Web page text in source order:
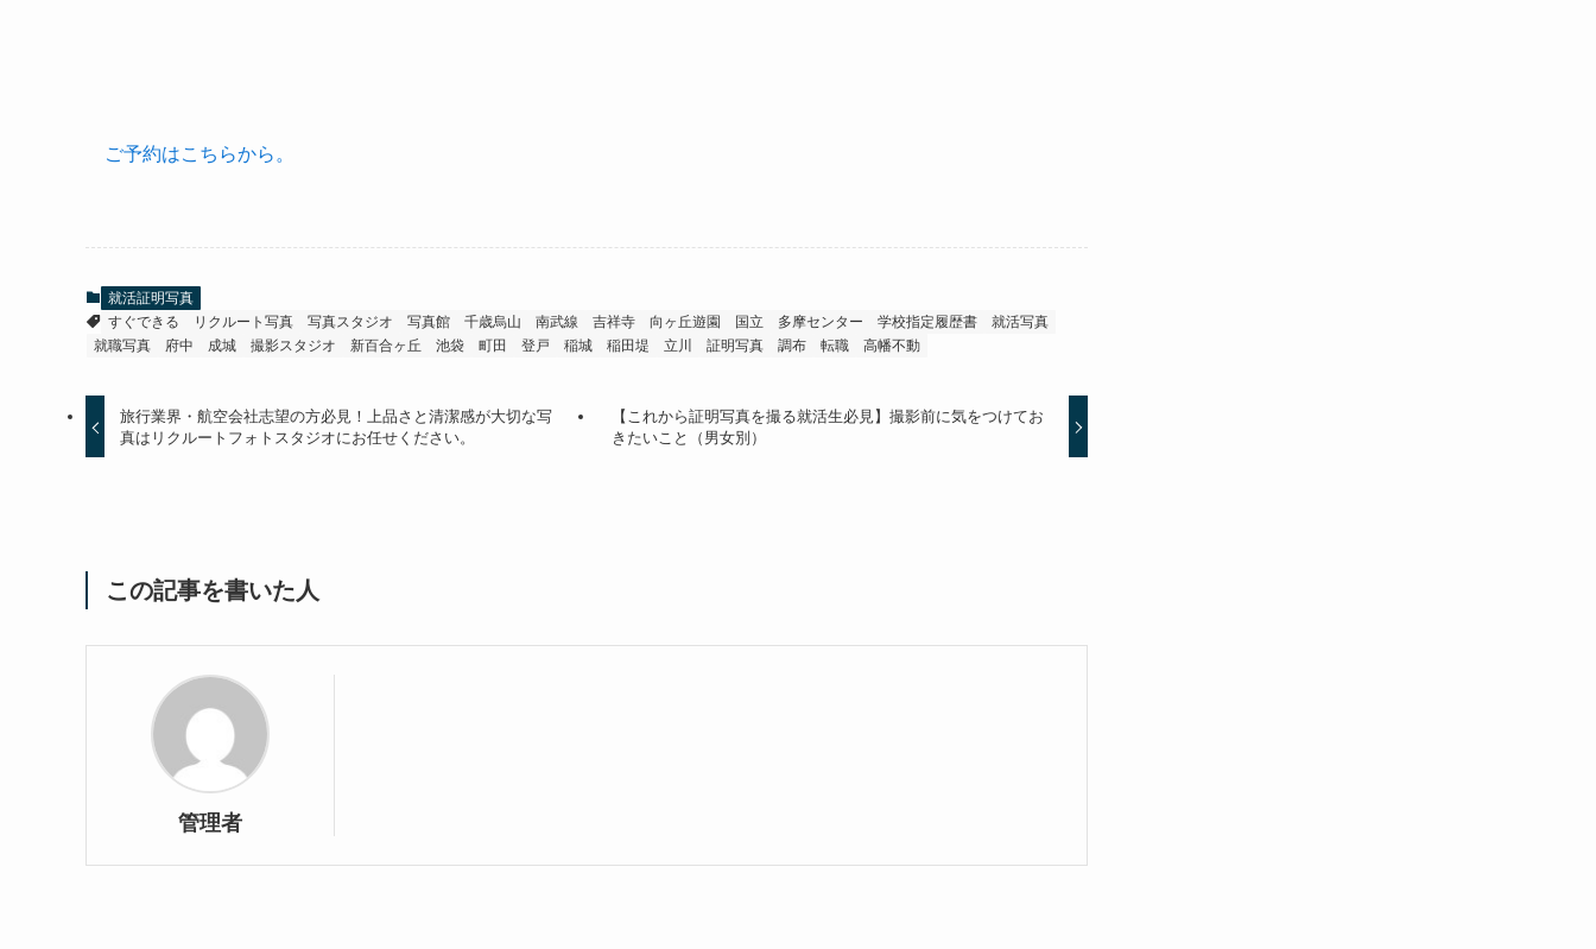
ご予約はこちらから。
就活証明写真
すぐできる
リクルート写真 写真スタジオ 写真館 千歳烏山 南武線 吉祥寺 向ヶ丘遊園 国立 多摩センター 学校指定履歴書
就活写真
就職写真
府中 成城 撮影スタジオ 新百合ヶ丘 池袋 町田 登戸 稲城 稲田堤 立川 証明写真 調布 転職 高幡不動
旅行業界・航空会社志望の方必見！上品さと清潔感が大切な写
真はリクルートフォトスタジオにお任せください。
【これから証明写真を撮る就活生必見】撮影前に気をつけてお
きたいこと（男女別）
この記事を書いた人
管理者